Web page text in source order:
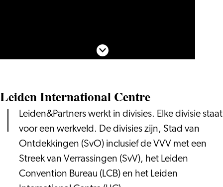
Scroll naar beneden
Leiden International Centre
Leiden&Partners werkt in divisies. Elke divisie staat
voor een werkveld. De divisies zijn, Stad van
Ontdekkingen (SvO) inclusief de VVV met een
Streek van Verrassingen (SvV), het Leiden
Convention Bureau (LCB) en het Leiden